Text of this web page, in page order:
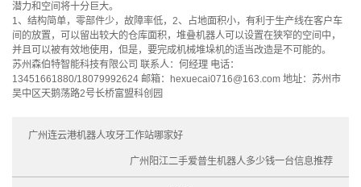
潜力和空间将十分巨大。
1、结构简单，零部件少，故障率低，2、占地面积小，有利于生产线在客户车
间的放置，可以留出较大的仓库面积，堆叠机器人可以设置在狭窄的空间中，
并且可以被有效地使用，但是，要完成机械堆垛机的适当改造是不可能的。
苏州森伯特智能科技有限公司 联系人：何经理 电话：
13451661880/18079992624 邮箱：hexuecai0716@163.com 地址：苏州市
吴中区天鹅荡路2号长桥富盟科创园
广州连云港机器人攻牙工作站哪家好
广州阳江二手爱普生机器人多少钱一台信息推荐